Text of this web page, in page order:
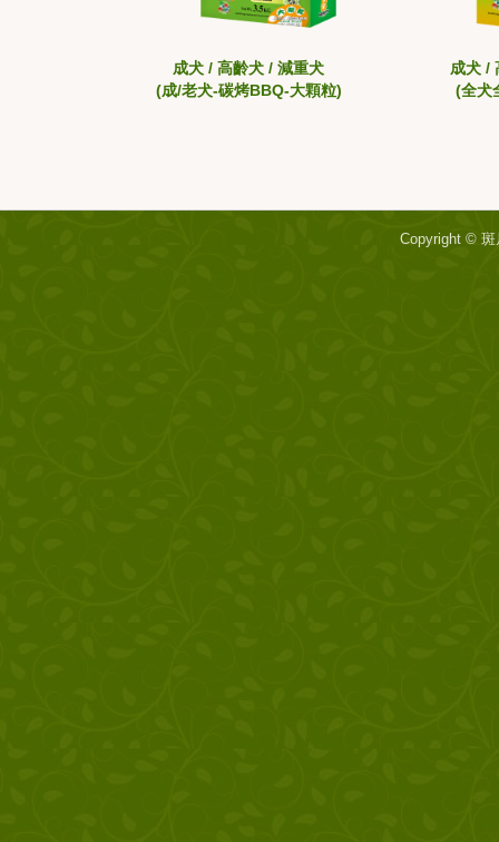
成犬 / 高齡犬 / 減重犬
(成/老犬-碳烤BBQ-大顆粒)
成犬 /
(全犬
Copyright ©